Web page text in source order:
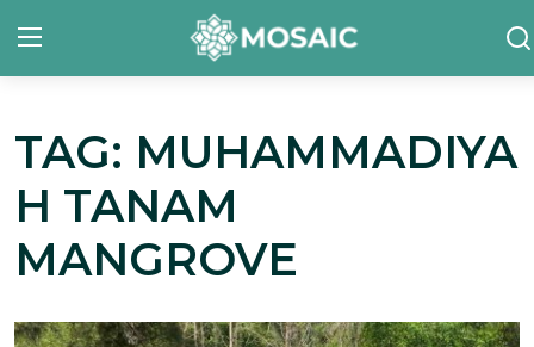
Contact
Tentang Kami
Risalah
TAG: MUHAMMADIYA
H TANAM
MANGROVE